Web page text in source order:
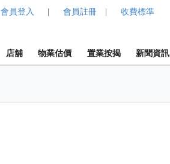
會員登入 | 會員註冊 | 收費標準
店舖 物業估價 置業按揭 新聞資訊